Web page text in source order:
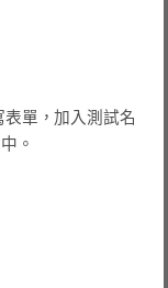
表單，加入測試名